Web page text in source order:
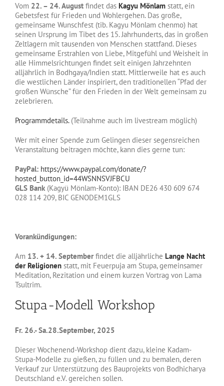
Vom 22. – 24. August findet das Kagyu Mönlam statt, ein
Gebetsfest für Frieden und Wohlergehen. Das große,
gemeinsame Wunschfest (tib. Kagyu Mönlam chenmo) hat
seinen Ursprung im Tibet des 15. Jahrhunderts, das in großen
Zeltlagern mit tausenden von Menschen stattfand. Dieses
gemeinsame Erstrahlen von Liebe, Mitgefühl und Weisheit in
alle Himmelsrichtungen findet seit einigen Jahrzehnten
alljährlich in Bodhgaya/Indien statt. Mittlerweile hat es auch
die westlichen Länder inspiriert, den traditionellen “Pfad der
großen Wünsche” für den Frieden in der Welt gemeinsam zu
zelebrieren.
Programmdetails.(Teilnahme auch im livestream möglich)
Wer mit einer Spende zum Gelingen dieser segensreichen
Veranstaltung beitragen möchte, kann dies gerne tun:
PayPal: https://www.paypal.com/donate/?
hosted_button_id=44WSNNSVJFBCU
GLS Bank (Kagyü Mönlam-Konto): IBAN DE26 430 609 674
028 114 209, BIC GENODEM1GLS
Vorankündigungen:
Am 13. + 14. September findet die alljährliche Lange Nacht
der Religionen statt, mit Feuerpuja am Stupa, gemeinsamer
Meditation, Rezitation und einem kurzen Vortrag von Lama
Tsultrim.
Stupa-Modell Workshop
Fr. 26.- Sa.28.September, 2025
Dieser Wochenend-Workshop dient dazu, kleine Kadam-
Stupa-Modelle zu gießen, zu füllen und zu bemalen, deren
Verkauf zur Unterstützung des Bauprojekts von Bodhicharya
Deutschland e.V. gereichen sollen.